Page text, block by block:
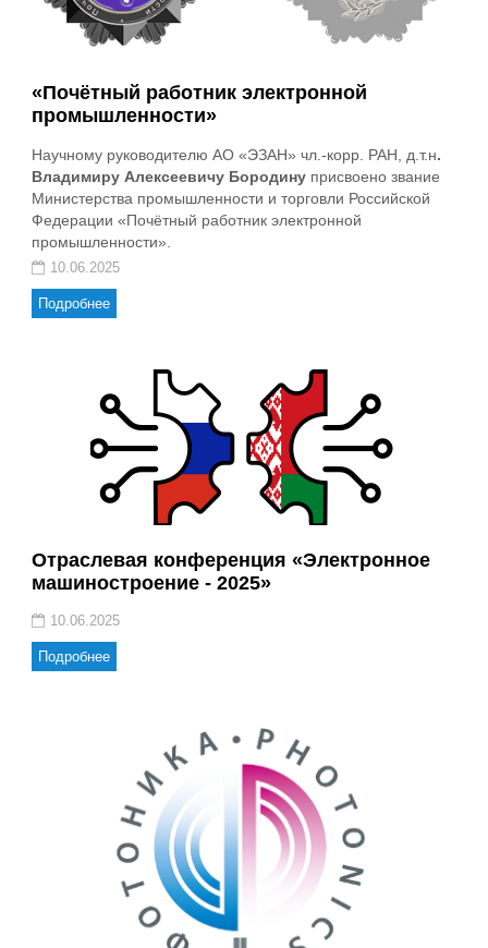
«Почётный работник электронной
промышленности»
Научному руководителю АО «ЭЗАН» чл.-корр. РАН, д.т.н.
Владимиру Алексеевичу Бородину присвоено звание
Министерства промышленности и торговли Российской
Федерации «Почётный работник электронной
промышленности».
10.06.2025
Подробнее
Отраслевая конференция «Электронное
машиностроение - 2025»
10.06.2025
Подробнее